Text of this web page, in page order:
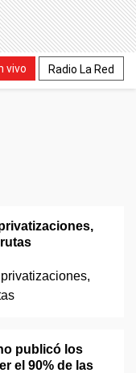
vivo Radio La Red
publicó los
el 90% de las